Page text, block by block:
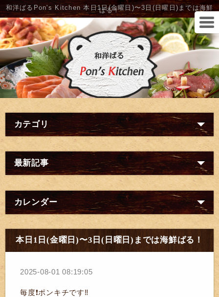
和洋ばるPon's Kitchen 本日1日(金曜日)〜3日(日曜日)までは海鮮
ばる！
カテゴリ
最新記事
カレンダー
本日1日(金曜日)〜3日(日曜日)までは海鮮ばる！
2025-08-01 08:19:05
毎度❗ポンキチです‼️